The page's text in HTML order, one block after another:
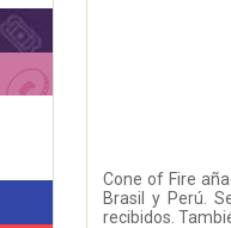
Cone of Fire
Brasil y Perú.
recibidos.